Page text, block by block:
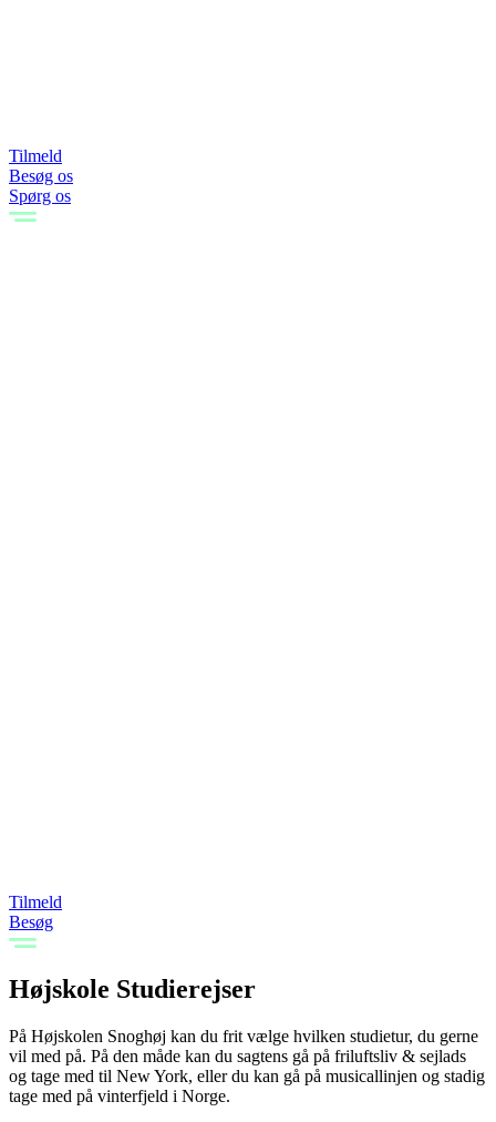
Tilmeld
Besøg os
Spørg os
Tilmeld
Besøg
Højskole Studierejser
På Højskolen Snoghøj kan du frit vælge hvilken studietur, du gerne
vil med på. På den måde kan du sagtens gå på friluftsliv & sejlads
og tage med til New York, eller du kan gå på musicallinjen og stadig
tage med på vinterfjeld i Norge.